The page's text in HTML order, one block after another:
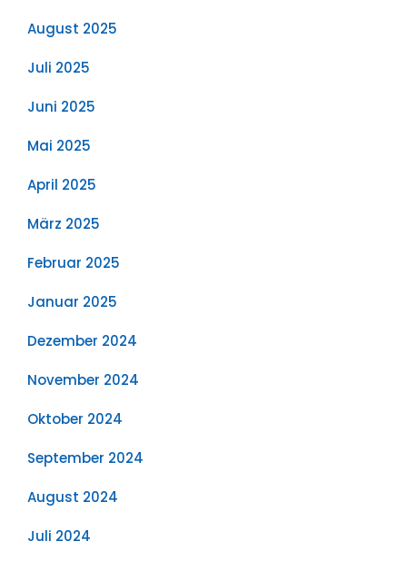
August 2025
Juli 2025
Juni 2025
Mai 2025
April 2025
März 2025
Februar 2025
Januar 2025
Dezember 2024
November 2024
Oktober 2024
September 2024
August 2024
Juli 2024